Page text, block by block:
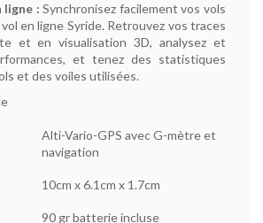
ligne :Synchronisez facilement vos vols
en ligne Syride. Retrouvez vos traces
et en visualisation 3D, analysez et
et tenez des statistiques
et des voiles utilisées.
Alti-Vario-GPS avec G-mètre et
navigation
10cm x 6.1cm x 1.7cm
90 gr batterie incluse